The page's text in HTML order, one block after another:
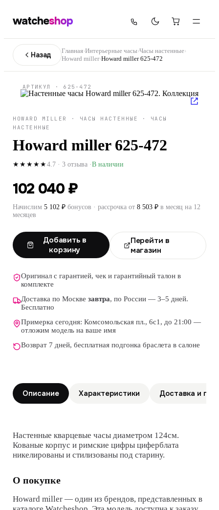
watcheshop
Назад Главная›Интерьерные часы›Часы настенные›
Howard miller›Howard miller 625-472
АРТИКУЛ · 625-472
HOWARD MILLER · ЧАСЫ НАСТЕННЫЕ · ЧАСЫ
НАСТЕННЫЕ
Howard miller 625-472
★★★★★4.7 · 3 отзыва ·В наличии
102 040 ₽
Начислим 5 102 ₽ бонусов · рассрочка от 8 503 ₽ в месяц на 12
месяцев
Добавить в
корзину
Перейти в
магазин
Оригинал с гарантией, чек и гарантийный талон в
комплекте
Доставка по Москве завтра, по России — 3–5 дней.
Бесплатно
Примерка сегодня: Комсомольская пл., 6с1, до 21:00 —
отложим модель на ваше имя
Возврат 7 дней, бесплатная подгонка браслета в салоне
Описание Характеристики Доставка и
Настенные кварцевые часы диаметром 124см.
Кованые корпус и римские цифры циферблата
никелированы и стилизованы под старину.
О покупке
Howard miller — один из брендов, представленных в